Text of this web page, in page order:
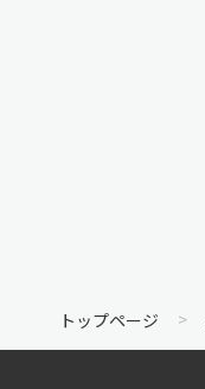
トップページ